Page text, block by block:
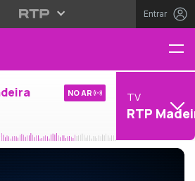
Entrar
NO AR TV
RTP